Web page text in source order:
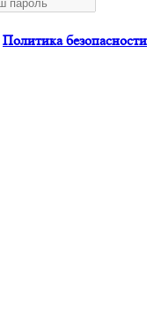
Политика безопасности